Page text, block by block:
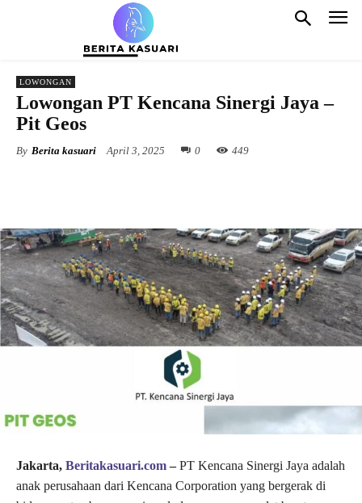
LOWONGAN
Lowongan ​PT Kencana Sinergi Jaya –
Pit Geos
By Berita kasuari April 3, 2025 0 449
Jakarta, Beritakasuari.com– ​PT Kencana Sinergi Jaya adalah
anak perusahaan dari Kencana Corporation yang bergerak di